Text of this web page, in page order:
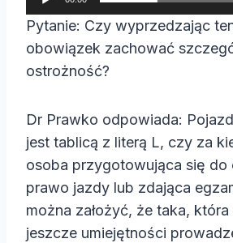
c
z
v
d
e
o
Pytanie: Czy wyprzedzając
obowiązek zachować
ostrożność?
Dr Prawko odpowiada:
jest tablicą z literą L, czy za
osoba przygotowująca się do
prawo jazdy lub zdająca
można założyć, że taka,
jeszcze umiejętności